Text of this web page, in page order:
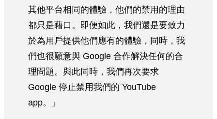
其他平台相同的體驗，他們的禁用的理由
都只是藉口。即便如此，我們還是要致力
於為用戶提供他們應有的體驗，同時，我
們也很願意與 Google 合作解決任何的合
理問題。與此同時，我們再次要求
Google 停止禁用我們的 YouTube
app。」